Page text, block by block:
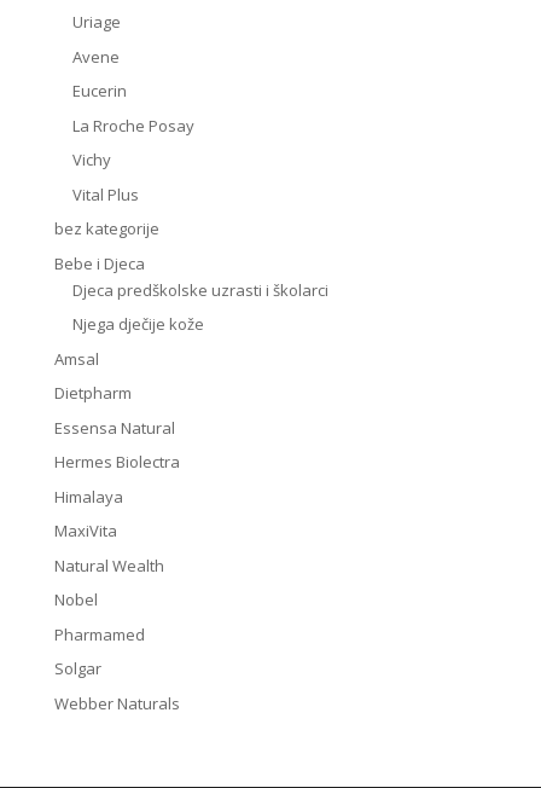
Uriage
Avene
Eucerin
La Rroche Posay
Vichy
Vital Plus
bez kategorije
Bebe i Djeca
Djeca predškolske uzrasti i školarci
Njega dječije kože
Amsal
Dietpharm
Essensa Natural
Hermes Biolectra
Himalaya
MaxiVita
Natural Wealth
Nobel
Pharmamed
Solgar
Webber Naturals